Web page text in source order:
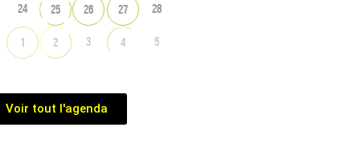
24 25 26 27 28
1 2 3 4 5
Voir tout l'agenda